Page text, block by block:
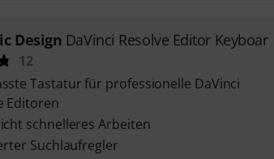
Design DaVinci Resolve Editor Keyboar
12
Tastatur für professionelle DaVinci
Editoren
schnelleres Arbeiten
Suchlaufregler